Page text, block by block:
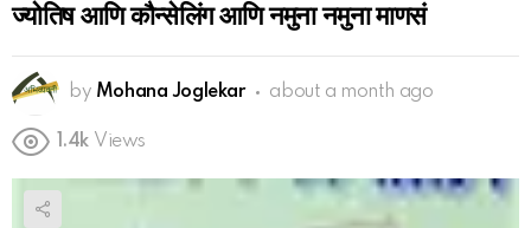
ज्योतिष आणि कौन्सेलिंग आणि नमुना नमुना माणसं
by Mohana Joglekar about a month ago
1.4k Views